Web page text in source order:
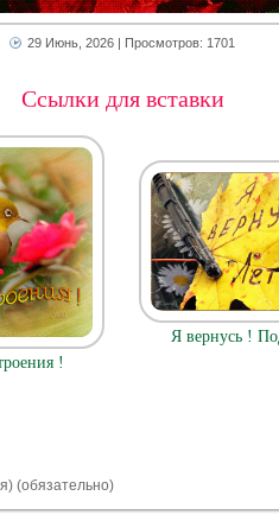
29 Июнь, 2026 | Просмотров: 1701
Ссылки для вставки
!
Я вернусь !
(обязательно)